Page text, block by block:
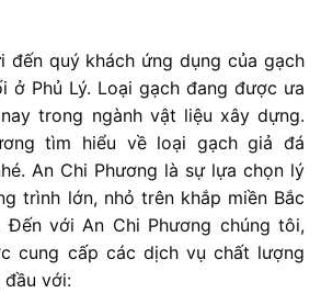
đến quý khách ứng dụng của gạch
ở Phủ Lý. Loại gạch đang được ưa
trong ngành vật liệu xây dựng.
tìm hiểu về loại gạch giả đá
An Chi Phương là sự lựa chọn lý
trình lớn, nhỏ trên khắp miền Bắc
Đến với An Chi Phương chúng tôi,
cung cấp các dịch vụ chất lượng
đầu với: